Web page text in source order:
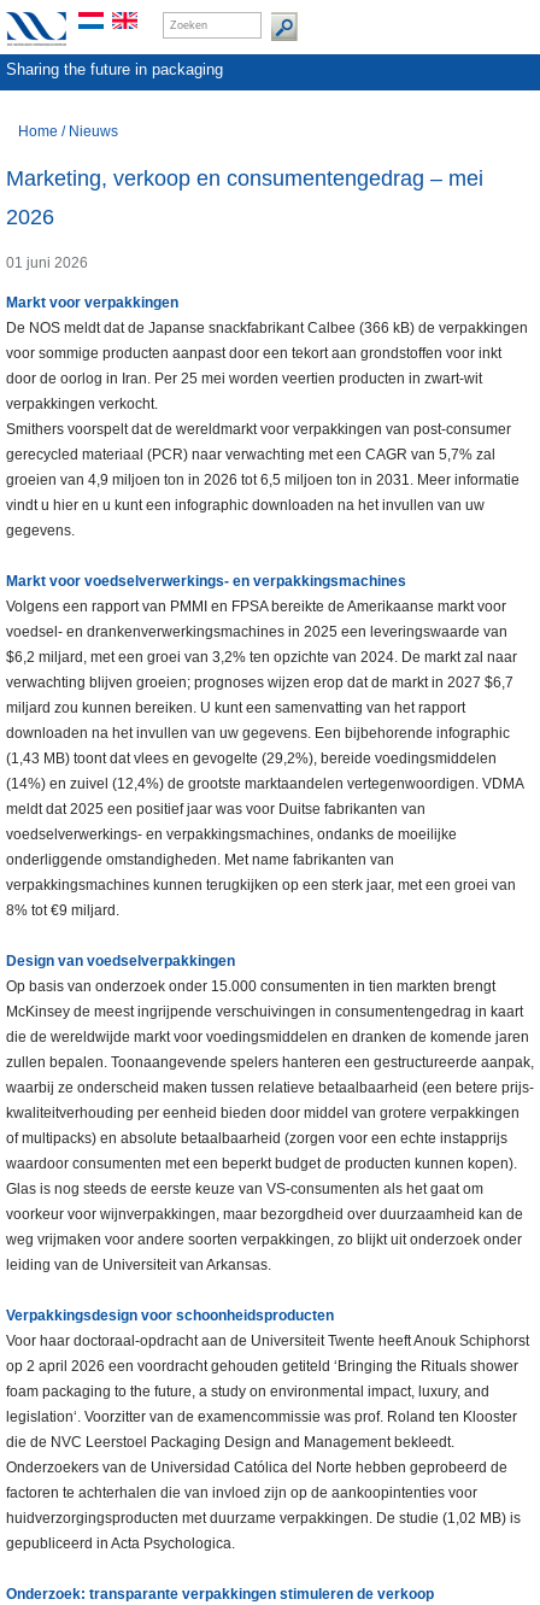
Sharing the future in packaging
Home / Nieuws
Marketing, verkoop en consumentengedrag – mei
2026
01 juni 2026
Markt voor verpakkingen
De NOS meldt dat de Japanse snackfabrikant Calbee (366 kB) de verpakkingen
voor sommige producten aanpast door een tekort aan grondstoffen voor inkt
door de oorlog in Iran. Per 25 mei worden veertien producten in zwart-wit
verpakkingen verkocht.
Smithers voorspelt dat de wereldmarkt voor verpakkingen van post-consumer
gerecycled materiaal (PCR) naar verwachting met een CAGR van 5,7% zal
groeien van 4,9 miljoen ton in 2026 tot 6,5 miljoen ton in 2031. Meer informatie
vindt u hier en u kunt een infographic downloaden na het invullen van uw
gegevens.
Markt voor voedselverwerkings- en verpakkingsmachines
Volgens een rapport van PMMI en FPSA bereikte de Amerikaanse markt voor
voedsel- en drankenverwerkingsmachines in 2025 een leveringswaarde van
$6,2 miljard, met een groei van 3,2% ten opzichte van 2024. De markt zal naar
verwachting blijven groeien; prognoses wijzen erop dat de markt in 2027 $6,7
miljard zou kunnen bereiken. U kunt een samenvatting van het rapport
downloaden na het invullen van uw gegevens. Een bijbehorende infographic
(1,43 MB) toont dat vlees en gevogelte (29,2%), bereide voedingsmiddelen
(14%) en zuivel (12,4%) de grootste marktaandelen vertegenwoordigen. VDMA
meldt dat 2025 een positief jaar was voor Duitse fabrikanten van
voedselverwerkings- en verpakkingsmachines, ondanks de moeilijke
onderliggende omstandigheden. Met name fabrikanten van
verpakkingsmachines kunnen terugkijken op een sterk jaar, met een groei van
8% tot €9 miljard.
Design van voedselverpakkingen
Op basis van onderzoek onder 15.000 consumenten in tien markten brengt
McKinsey de meest ingrijpende verschuivingen in consumentengedrag in kaart
die de wereldwijde markt voor voedingsmiddelen en dranken de komende jaren
zullen bepalen. Toonaangevende spelers hanteren een gestructureerde aanpak,
waarbij ze onderscheid maken tussen relatieve betaalbaarheid (een betere prijs-
kwaliteitverhouding per eenheid bieden door middel van grotere verpakkingen
of multipacks) en absolute betaalbaarheid (zorgen voor een echte instapprijs
waardoor consumenten met een beperkt budget de producten kunnen kopen).
Glas is nog steeds de eerste keuze van VS-consumenten als het gaat om
voorkeur voor wijnverpakkingen, maar bezorgdheid over duurzaamheid kan de
weg vrijmaken voor andere soorten verpakkingen, zo blijkt uit onderzoek onder
leiding van de Universiteit van Arkansas.
Verpakkingsdesign voor schoonheidsproducten
Voor haar doctoraal-opdracht aan de Universiteit Twente heeft Anouk Schiphorst
op 2 april 2026 een voordracht gehouden getiteld ‘Bringing the Rituals shower
foam packaging to the future, a study on environmental impact, luxury, and
legislation‘. Voorzitter van de examencommissie was prof. Roland ten Klooster
die de NVC Leerstoel Packaging Design and Management bekleedt.
Onderzoekers van de Universidad Católica del Norte hebben geprobeerd de
factoren te achterhalen die van invloed zijn op de aankoopintenties voor
huidverzorgingsproducten met duurzame verpakkingen. De studie (1,02 MB) is
gepubliceerd in Acta Psychologica.
Onderzoek: transparante verpakkingen stimuleren de verkoop